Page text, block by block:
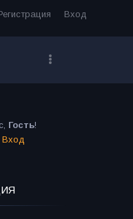
Вход
, Гость!
Вход